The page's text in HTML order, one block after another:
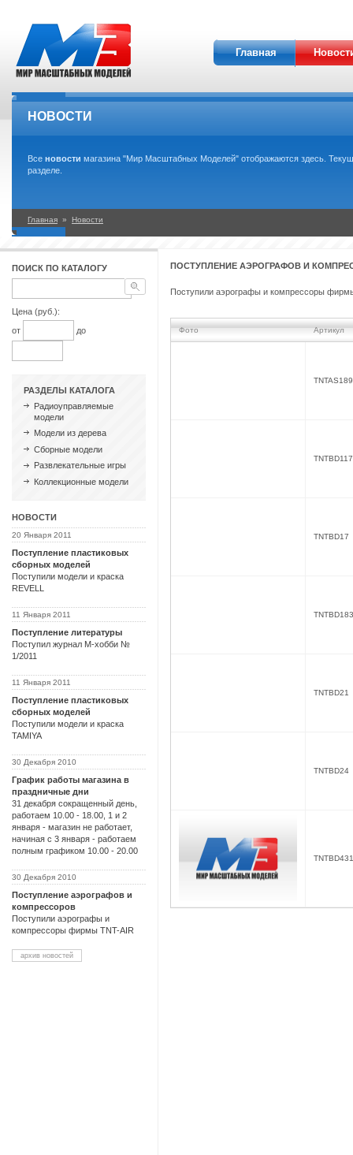
Главная
НОВОСТИ
Все новости магазина "Мир Масштабных Моделей" отображаются здесь.
разделе.
Главная » Новости
ПОИСК ПО КАТАЛОГУ
Цена (руб.):
от
до
РАЗДЕЛЫ КАТАЛОГА
Радиоуправляемые
модели
Модели из дерева
Сборные модели
Развлекательные игры
Коллекционные модели
НОВОСТИ
20 Января 2011
Поступление пластиковых
сборных моделей
Поступили модели и краска
REVELL
11 Января 2011
Поступление литературы
Поступил журнал М-хобби №
1/2011
11 Января 2011
Поступление пластиковых
сборных моделей
Поступили модели и краска
TAMIYA
30 Декабря 2010
График работы магазина в
праздничные дни
31 декабря сокращенный день,
работаем 10.00 - 18.00, 1 и 2
января - магазин не работает,
начиная с 3 января - работаем
полным графиком 10.00 - 20.00
30 Декабря 2010
Поступление аэрографов и
компрессоров
Поступили аэрографы и
компрессоры фирмы TNT-AIR
архив новостей
ПОСТУПЛЕНИЕ АЭРОГРАФОВ И
Поступили аэрографы и компрессоры
Фото Артикул
TNTAS189
TNTBD117
TNTBD17
TNTBD21
TNTBD24
TNTBD431